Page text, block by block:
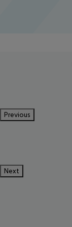
Previous
Next